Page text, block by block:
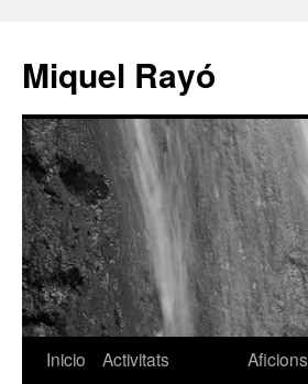
Miquel Rayó
Inicio
Activitats
Aficions